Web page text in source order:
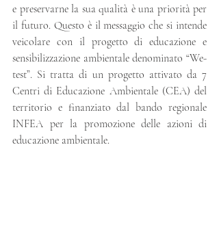
e preservarne la sua qualità è una priorità per
il futuro. Questo è il messaggio che si intende
veicolare con il progetto di educazione e
sensibilizzazione ambientale denominato “We-
test”. Si tratta di un progetto attivato da 7
Centri di Educazione Ambientale (CEA) del
territorio e finanziato dal bando regionale
INFEA per la promozione delle azioni di
educazione ambientale.